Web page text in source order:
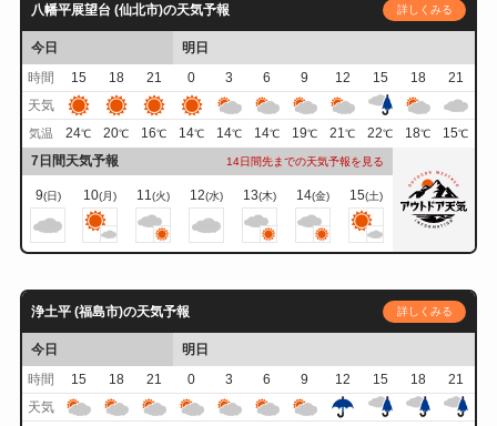
八幡平展望台 (仙北市)の天気予報 詳しくみる
今日
明日
時間
15 18 21 0 3 6 9 12 15 18
21
天気
気温 24℃ 20℃ 16℃ 14℃ 14℃ 14℃ 19℃ 21℃ 22℃ 18℃ 15℃
7日間天気予報 14日間先までの天気予報を見る
9(日) 10(月) 11(火) 12(水) 13(木) 14(金) 15(土)
浄土平 (福島市)の天気予報 詳しくみる
今日
明日
時間
15 18 21 0 3 6 9 12 15 18
21
天気